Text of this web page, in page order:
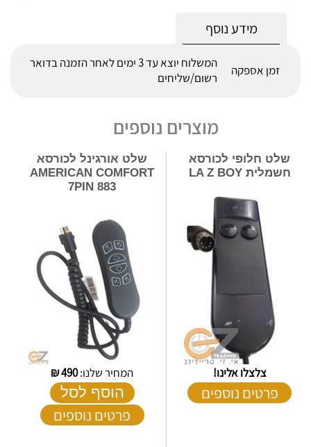
מידע נוסף
זמן אספקה
המשלוח יוצא עד 3 ימים לאחר הזמנה בדואר
רשום/שליחים
מוצרים נוספים
שלט חלופי לכורסא
חשמלית LA Z BOY
צלצלו אלינו!
פרטים נוספים
שלט אורגינל לכורסא
AMERICAN COMFORT
7PIN 883
המחיר שלנו:490
₪
הוסף לסל
פרטים נוספים